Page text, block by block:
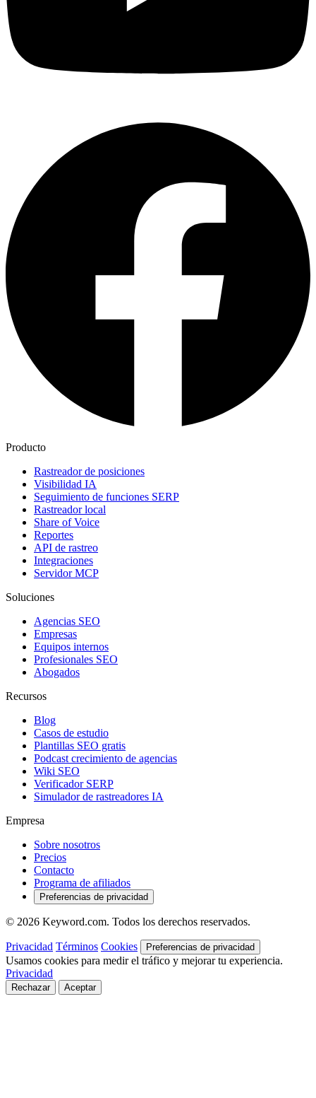
Producto
Rastreador de posiciones
Visibilidad IA
Seguimiento de funciones SERP
Rastreador local
Share of Voice
Reportes
API de rastreo
Integraciones
Servidor MCP
Soluciones
Agencias SEO
Empresas
Equipos internos
Profesionales SEO
Abogados
Recursos
Blog
Casos de estudio
Plantillas SEO gratis
Podcast crecimiento de agencias
Wiki SEO
Verificador SERP
Simulador de rastreadores IA
Empresa
Sobre nosotros
Precios
Contacto
Programa de afiliados
Preferencias de privacidad
© 2026 Keyword.com. Todos los derechos reservados.
Privacidad Términos Cookies Preferencias de privacidad
Usamos cookies para medir el tráfico y mejorar tu experiencia.
Privacidad
Rechazar Aceptar